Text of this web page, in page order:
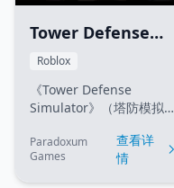
展。
Tower Defense
Simulator (塔防模
拟器)
Roblox
《Tower Defense
Simulator》（塔防模拟
Games 开发的 Roblox 顶
级多人策略塔防游戏。在
Paradoxum
Games
查看详
情